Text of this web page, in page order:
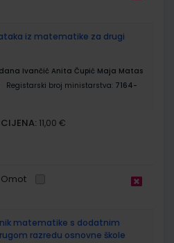
iz matematike za drugi
Ivančić Anita Čupić Maja Matas
Registarski broj ministarstva: 7164-
CIJENA: 11,00 €
Omot
matematike s dodatnim
razredu osnovne škole